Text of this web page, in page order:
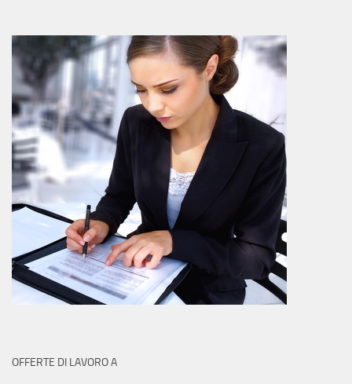
OFFERTE DI LAVORO A